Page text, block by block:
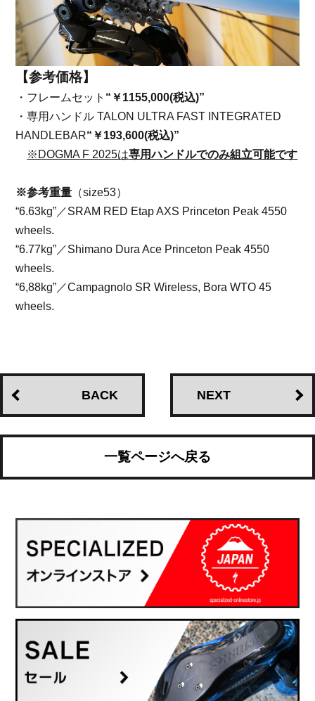
【参考価格】
・フレームセット “￥1155,000(税込)”
・専用ハンドル TALON ULTRA FAST INTEGRATED
HANDLEBAR“￥193,600(税込)”
※DOGMA F 2025は専用ハンドルでのみ組立可能です
※参考重量 （size53）
“6.63kg”／SRAM RED Etap AXS Princeton Peak 4550
wheels.
“6.77kg”／Shimano Dura Ace Princeton Peak 4550
wheels.
“6,88kg”／Campagnolo SR Wireless, Bora WTO 45
wheels.
BACK NEXT
一覧ページへ戻る